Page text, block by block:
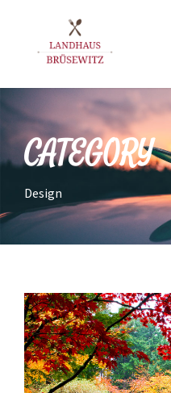
CATEGORY
Design